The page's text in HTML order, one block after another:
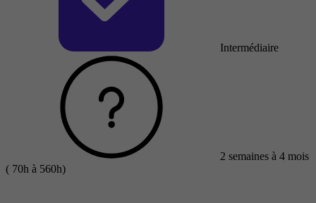
Intermédiaire
2 semaines à 4 mois
( 70h à 560h)